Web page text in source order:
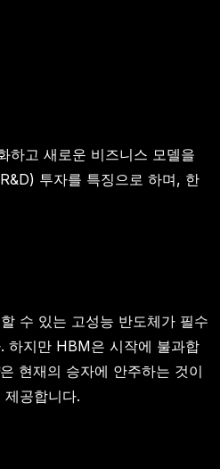
하고 새로운 비즈니스 모델을
투자를 특징으로 하며, 한
수 있는 고성능 반도체가 필수
하지만 HBM은 시작에 불과합
은 현재의 승자에 안주하는 것이
공합니다.